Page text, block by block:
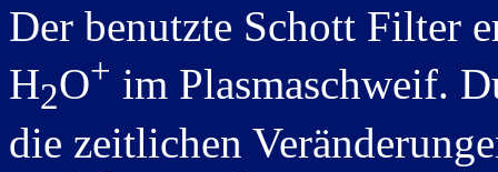
Der benutzte Schott Filter
H2O+ im Plasmaschweif.
die zeitlichen